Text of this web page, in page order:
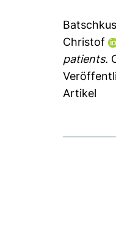
Christof
patients.
Artikel